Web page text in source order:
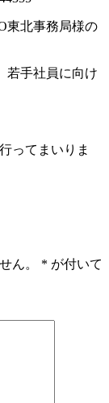
東北事務局様の
若手社員に向け
ってまいりま
ん。 * が付いて